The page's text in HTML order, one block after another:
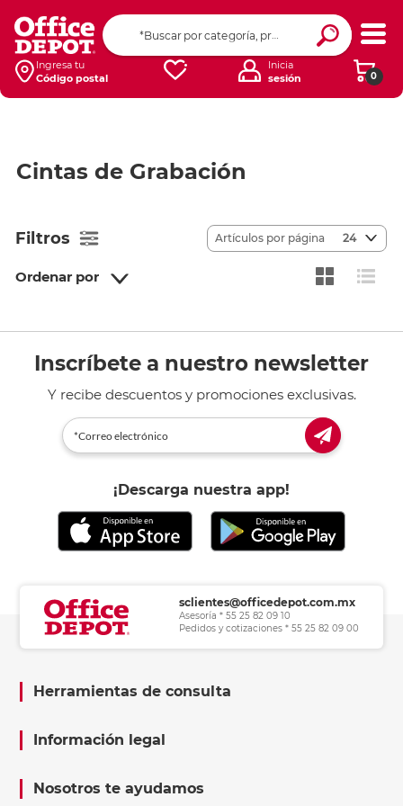
Ingresa tu
Código postal
0
Inicia
sesión
Cintas de Grabación
Filtros
Ordenar por
Artículos por página 24
Inscríbete a nuestro newsletter
Y recibe descuentos y promociones exclusivas.
¡Descarga nuestra app!
sclientes@officedepot.com.mx
Asesoría * 55 25 82 09 10
Pedidos y cotizaciones * 55 25 82 09 00
Herramientas de consulta
Información legal
Nosotros te ayudamos